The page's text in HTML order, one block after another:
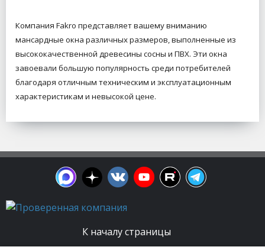
Компания Fakro представляет вашему вниманию
мансардные окна различных размеров, выполненные из
высококачественной древесины сосны и ПВХ. Эти окна
завоевали большую популярность среди потребителей
благодаря отличным техническим и эксплуатационным
характеристикам и невысокой цене.
К началу страницы